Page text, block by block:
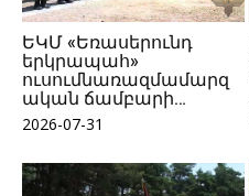
ԵԿՄ «Եռասերունդ
երկրապահ»
ուսումնառազմամարզ
ական ճամբարի…
2026-07-31